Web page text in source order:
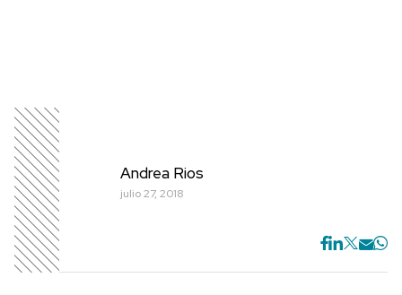
Andrea Rios
julio 27, 2018